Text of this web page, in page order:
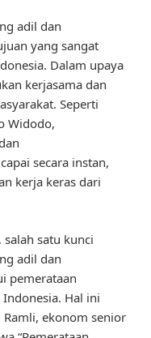
adil dan
yang sangat
Dalam upaya
kerjasama dan
Seperti
Widodo,
secara instan,
kerja keras dari
satu kunci
adil dan
pemerataan
Hal ini
Ramli, ekonom senior